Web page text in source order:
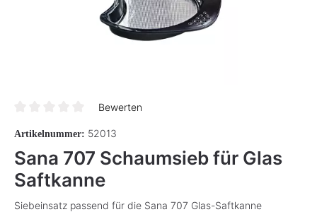
Bewerten
Artikelnummer: 52013
Sana 707 Schaumsieb für Glas
Saftkanne
Siebeinsatz passend für die Sana 707 Glas-Saftkanne